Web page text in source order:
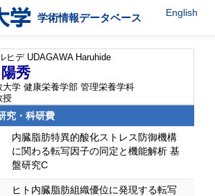
学術情報データベース English
ヒデ UDAGAWA Haruhide
秀
大学 健康栄養学部 管理栄養学科
授
究・科研費
内臓脂肪特異的酸化ストレス防御機構
に関わる転写因子の同定と機能解析 基
盤研究C
ヒト内臓脂肪組織優位に発現する転写